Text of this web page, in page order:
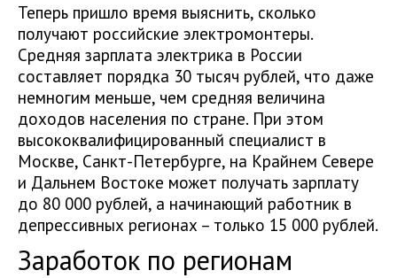
Теперь пришло время выяснить, сколько
получают российские электромонтеры.
Средняя зарплата электрика в России
составляет порядка 30 тысяч рублей, что даже
немногим меньше, чем средняя величина
доходов населения по стране. При этом
высококвалифицированный специалист в
Москве, Санкт-Петербурге, на Крайнем Севере
и Дальнем Востоке может получать зарплату
до 80 000 рублей, а начинающий работник в
депрессивных регионах – только 15 000 рублей.
Заработок по регионам